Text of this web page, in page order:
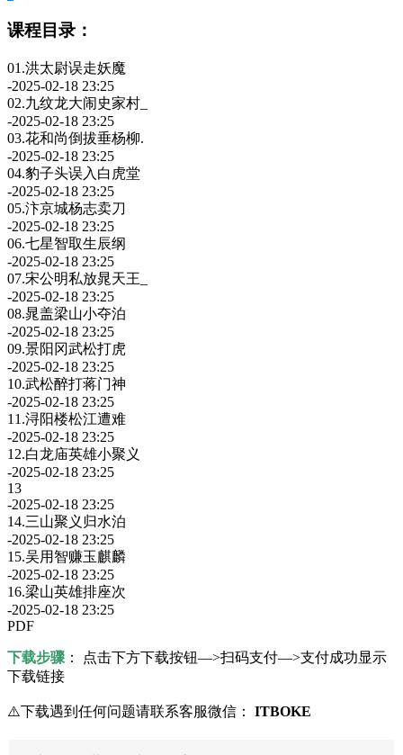
课程目录：
01.洪太尉误走妖魔
-2025-02-18 23:25
02.九纹龙大闹史家村_
-2025-02-18 23:25
03.花和尚倒拔垂杨柳.
-2025-02-18 23:25
04.豹子头误入白虎堂
-2025-02-18 23:25
05.汴京城杨志卖刀
-2025-02-18 23:25
06.七星智取生辰纲
-2025-02-18 23:25
07.宋公明私放晁天王_
-2025-02-18 23:25
08.晁盖梁山小夺泊
-2025-02-18 23:25
09.景阳冈武松打虎
-2025-02-18 23:25
10.武松醉打蒋门神
-2025-02-18 23:25
11.浔阳楼松江遭难
-2025-02-18 23:25
12.白龙庙英雄小聚义
-2025-02-18 23:25
13
-2025-02-18 23:25
14.三山聚义归水泊
-2025-02-18 23:25
15.吴用智赚玉麒麟
-2025-02-18 23:25
16.梁山英雄排座次
-2025-02-18 23:25
PDF
下载步骤 ： 点击下方下载按钮—>扫码支付—>支付成功显示
下载链接
⚠️下载遇到任何问题请联系客服微信： ITBOKE